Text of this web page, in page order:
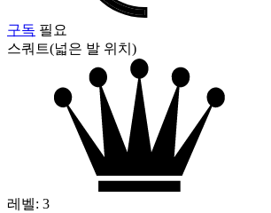
구독 필요
스쿼트(넓은 발 위치)
레벨: 3